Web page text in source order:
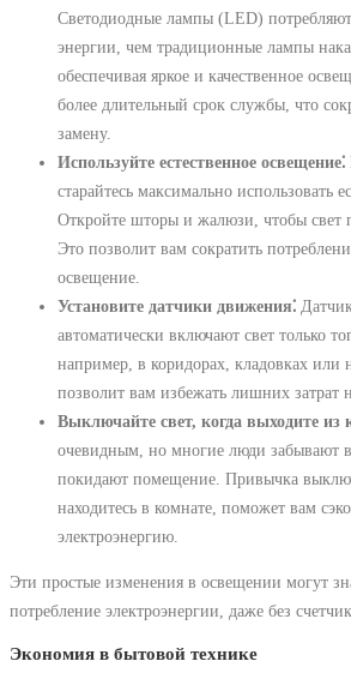
Светодиодные лампы (LED)
энергии, чем традиционные лампы
обеспечивая яркое и качественное
более длительный срок службы, что
замену.
Используйте естественное освещение⁚
старайтесь максимально использовать
Откройте шторы и жалюзи, чтобы свет
Это позволит вам сократить
освещение.
Установите датчики движения⁚
автоматически включают свет только
например, в коридорах, кладовках или
позволит вам избежать лишних затрат
Выключайте свет, когда выходите из
очевидным, но многие люди забывают
покидают помещение. Привычка
находитесь в комнате, поможет вам
электроэнергию.
Эти простые изменения в освещении могут
потребление электроэнергии, даже без
Экономия в бытовой технике